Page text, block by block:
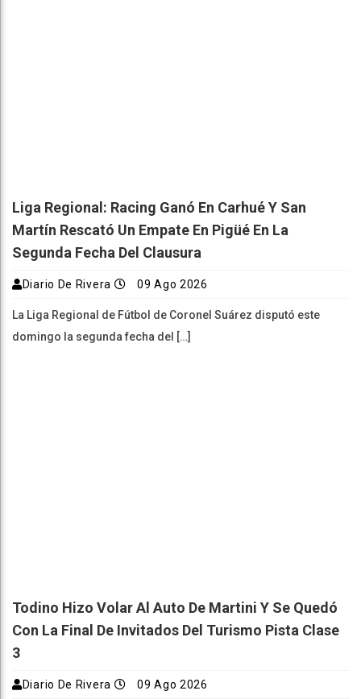
Liga Regional: Racing Ganó En Carhué Y San
Martín Rescató Un Empate En Pigüé En La
Segunda Fecha Del Clausura
Diario De Rivera 09 Ago 2026
La Liga Regional de Fútbol de Coronel Suárez disputó este
domingo la segunda fecha del […]
Todino Hizo Volar Al Auto De Martini Y Se Quedó
Con La Final De Invitados Del Turismo Pista Clase
3
Diario De Rivera 09 Ago 2026